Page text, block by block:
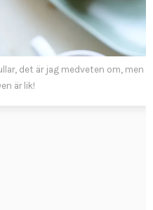
det är jag medveten om, men
är lik!